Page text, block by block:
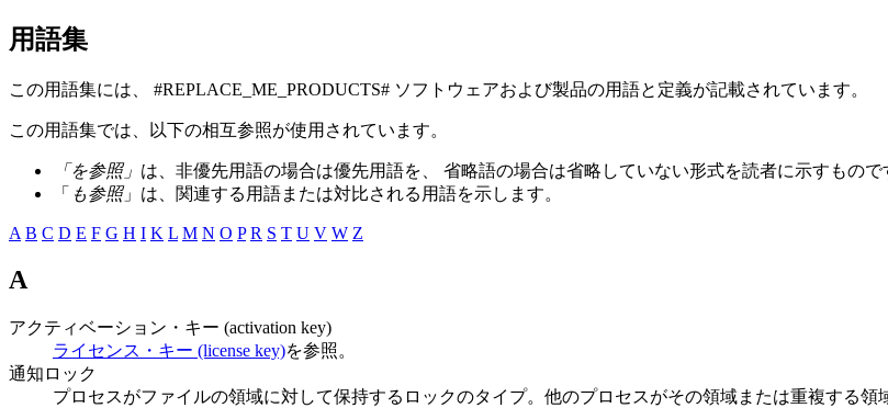
用語集
この用語集には、 #REPLACE_ME_PRODUCTS# ソフトウェアおよび製品の用語と定義が記載されています。
この用語集では、以下の相互参照が使用されています。
「を参照」 は、非優先用語の場合は優先用語を、 省略語の場合は省略していない形式を読者に示すもので
「 も参照」は、関連する用語または対比される用語を示します。
A B C D E F G H I K L M N O P R S T U V W Z
A
アクティベーション・キー (activation key)
ライセンス・キー (license key)を参照。
通知ロック
プロセスがファイルの領域に対して保持するロックのタイプ。他のプロセスがその領域または重複する